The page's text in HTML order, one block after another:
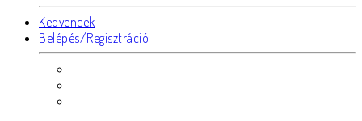
Kedvencek
Belépés/Regisztráció